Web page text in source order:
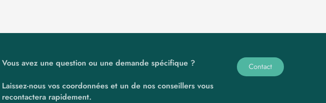
Vous avez une question ou une demande spécifique ?
Laissez-nous vos coordonnées et un de nos conseillers vous
recontactera rapidement.
Contact